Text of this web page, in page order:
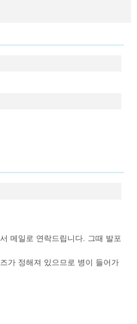
메일로 연락드립니다. 그때 발포
가 정해져 있으므로 병이 들어가